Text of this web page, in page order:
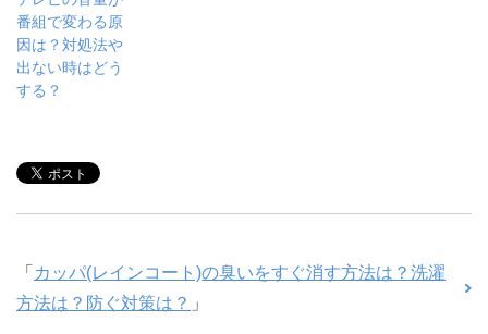
番組で変わる原
因は？対処法や
出ない時はどう
する？
「 カッパ(レインコート)の臭いをすぐ消す方法は？洗濯
方法は？防ぐ対策は？ 」